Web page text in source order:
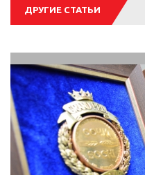
ДРУГИЕ СТАТЬИ